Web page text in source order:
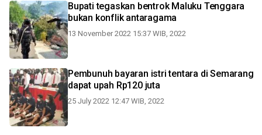
Bupati tegaskan bentrok Maluku Tenggara
bukan konflik antaragama
13 November 2022 15:37 WIB, 2022
Pembunuh bayaran istri tentara di Semarang
dapat upah Rp120 juta
25 July 2022 12:47 WIB, 2022